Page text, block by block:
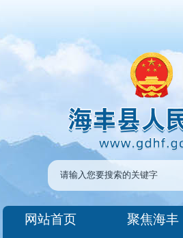
网站首页 聚焦海丰